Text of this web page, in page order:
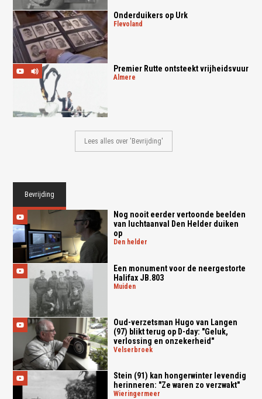
Onderduikers op Urk
flevoland
Premier Rutte ontsteekt vrijheidsvuur
almere
Lees alles over 'Bevrijding'
Bevrijding
Nog nooit eerder vertoonde beelden
van luchtaanval Den Helder duiken
op
den helder
Een monument voor de neergestorte
Halifax JB.803
muiden
Oud-verzetsman Hugo van Langen
(97) blikt terug op D-day: "Geluk,
verlossing en onzekerheid"
velserbroek
Stein (91) kan hongerwinter levendig
herinneren: "Ze waren zo verzwakt"
wieringermeer